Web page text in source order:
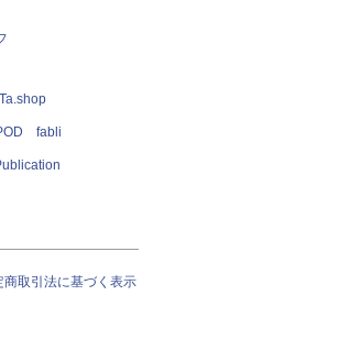
fabli
商取引法に基づく表示